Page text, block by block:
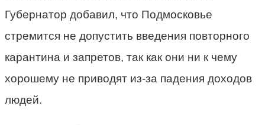
Губернатор добавил, что Подмосковье
стремится не допустить введения повторного
карантина и запретов, так как они ни к чему
хорошему не приводят из-за падения доходов
людей.